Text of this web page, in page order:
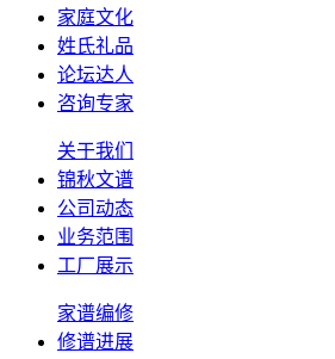
家庭文化
姓氏礼品
论坛达人
咨询专家
关于我们
锦秋文谱
公司动态
业务范围
工厂展示
家谱编修
修谱进展